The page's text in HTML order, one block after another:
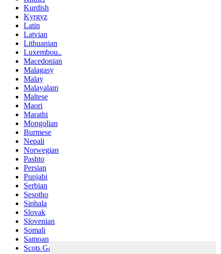
Kurdish
Kyrgyz
Latin
Latvian
Lithuanian
Luxembou..
Macedonian
Malagasy
Malay
Malayalam
Maltese
Maori
Marathi
Mongolian
Burmese
Nepali
Norwegian
Pashto
Persian
Punjabi
Serbian
Sesotho
Sinhala
Slovak
Slovenian
Somali
Samoan
Scots Gaelic